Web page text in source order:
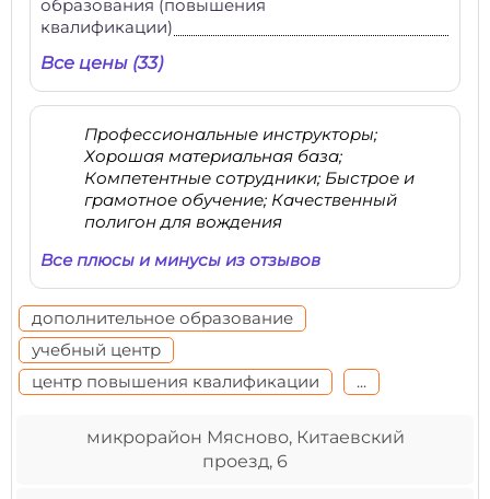
образования (повышения
квалификации)
Все цены (33)
Профессиональные инструкторы;
Хорошая материальная база;
Компетентные сотрудники; Быстрое и
грамотное обучение; Качественный
полигон для вождения
Все плюсы и минусы из отзывов
дополнительное образование
учебный центр
центр повышения квалификации
...
микрорайон Мясново, Китаевский
проезд, 6